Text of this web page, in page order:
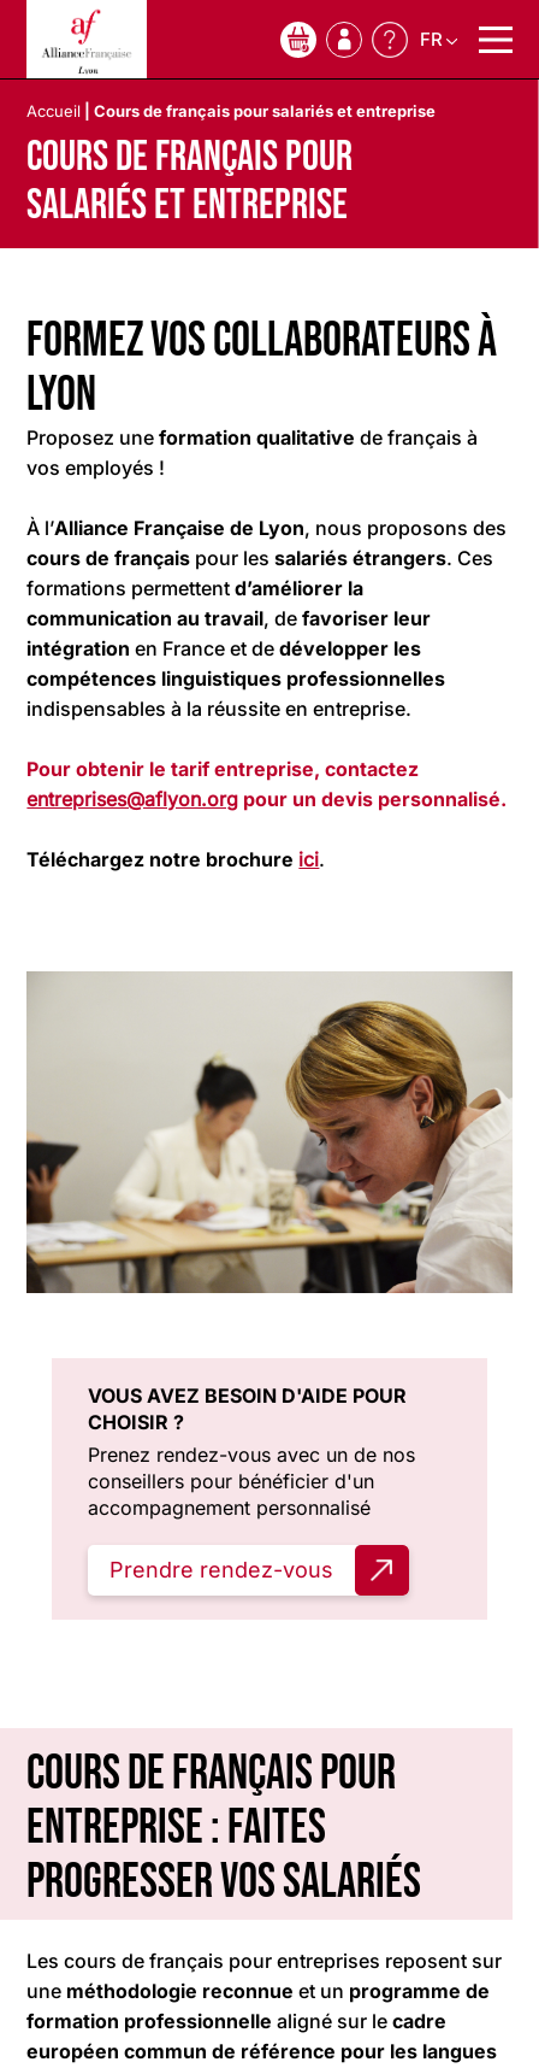
0 FR
Accueil |Cours de français pour salariés et entreprise
Cours de français pour
salariés et entreprise
Formez vos collaborateurs à
Lyon
Proposez uneformation qualitative de français à
vos employés !
À l’Alliance Française de Lyon, nous proposons des
cours de français pour lessalariés étrangers. Ces
formations permettentd’améliorer la
communication au travail, defavoriser leur
intégration en France et dedévelopper les
compétences linguistiques professionnelles
indispensables à la réussite en entreprise.
Pour obtenir le tarif entreprise, contactez
entreprises@aflyon.org pour un devis personnalisé.
Téléchargez notre brochure ici.
VOUS AVEZ BESOIN D'AIDE POUR
CHOISIR ?
Prenez rendez-vous avec un de nos
conseillers pour bénéficier d'un
accompagnement personnalisé
Prendre rendez-vous
Cours de français pour
entreprise : Faites
progresser vos salariés
Les cours de français pour entreprises reposent sur
une méthodologie reconnue et un programme de
formation professionnelle aligné sur lecadre
européen commun de référence pour les langues